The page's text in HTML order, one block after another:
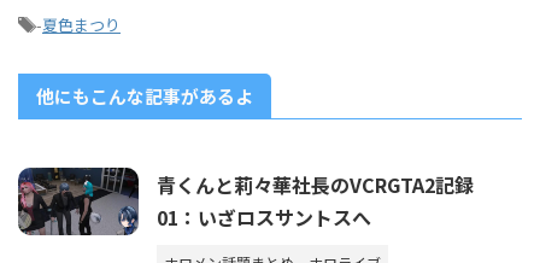
-夏色まつり
他にもこんな記事があるよ
青くんと莉々華社長のVCRGTA2記録
01：いざロスサントスへ